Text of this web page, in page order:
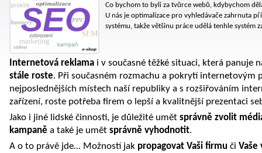
Co bychom to byli za tvůrce webů, kdybychom
U nás je optimalizace pro vyhledávače zahrnuta
systému, takže většinu práce udělá tenhle systém
Internetová reklama i v současné těžké situaci, která panuje
stále roste. Při současném rozmachu a pokrytí internetovým
nejposlednějších místech naší republiky a s rozšiřováním
zařízení, roste potřeba firem o lepší a kvalitnější prezentaci
Jako i jiné lidské činnosti, je důležité umět správně zvolit
kampaně a také je umět správně vyhodnotit.
A o to právě jde… Možností jak propagovat Vaši firmu či Vaše